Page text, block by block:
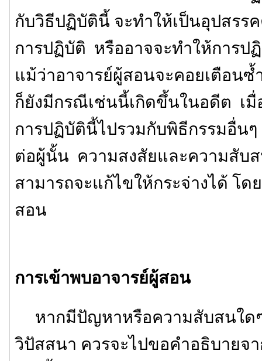
กับวิธีปฏิบัตินี้ จะทำให้เป็นอุปสรร
การปฏิบัติ หรืออาจจะทำให้การป
แม้ว่าอาจารย์ผู้สอนจะคอยเตือน
ก็ยังมีกรณีเช่นนี้เกิดขึ้นในอดีต เมื่
การปฏิบัตินี้ไปรวมกับพิธีกรรมอื่น
ต่อผู้นั้น ความสงสัยและความสับ
สามารถจะแก้ไขให้กระจ่างได้ โด
สอน
การเข้าพบอาจารย์ผู้สอน
หากมีปัญหาหรือความสับสนใดๆ
วิปัสสนา ควรจะไปขอคำอธิบายจ